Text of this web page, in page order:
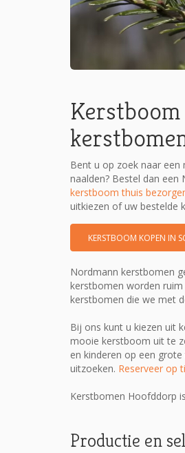
Bent u op zoek naar
naalden? Bestel dan
kerstboom thuis
uitkiezen of uw bestelde
KERSTBOOM KOPEN IN
Nordmann kerstbomen
kerstbomen worden
kerstbomen die we met
Bij ons kunt u kiezen uit
mooie kerstboom uit te
en kinderen op een
uitzoeken. Reserveer op
Kerstbomen Hoofddorp
Productie en